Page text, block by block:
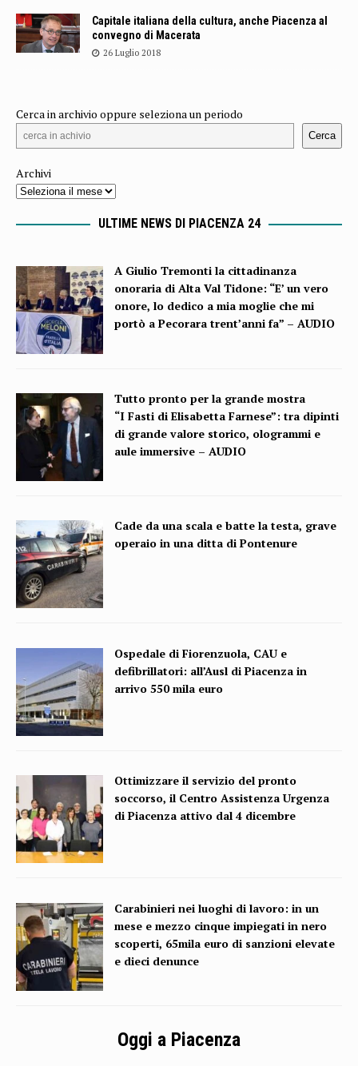
Capitale italiana della cultura, anche Piacenza al
convegno di Macerata
26 Luglio 2018
Cerca in archivio oppure seleziona un periodo
Cerca
Archivi
ULTIME NEWS DI PIACENZA 24
A Giulio Tremonti la cittadinanza
onoraria di Alta Val Tidone: “E’ un vero
onore, lo dedico a mia moglie che mi
portò a Pecorara trent’anni fa” – AUDIO
Tutto pronto per la grande mostra
“I Fasti di Elisabetta Farnese”: tra dipinti
di grande valore storico, ologrammi e
aule immersive – AUDIO
Cade da una scala e batte la testa, grave
operaio in una ditta di Pontenure
Ospedale di Fiorenzuola, CAU e
defibrillatori: all’Ausl di Piacenza in
arrivo 550 mila euro
Ottimizzare il servizio del pronto
soccorso, il Centro Assistenza Urgenza
di Piacenza attivo dal 4 dicembre
Carabinieri nei luoghi di lavoro: in un
mese e mezzo cinque impiegati in nero
scoperti, 65mila euro di sanzioni elevate
e dieci denunce
Oggi a Piacenza